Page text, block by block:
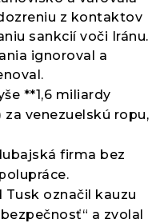
z kontaktov
sankcií voči Iránu.
ignoroval a
**1,6 miliardy
venezuelskú ropu,
firma bez
označil kauzu
a zvolal